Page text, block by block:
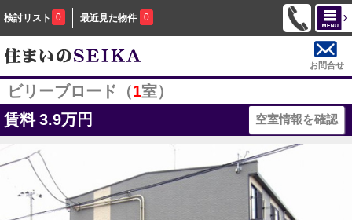
検討リスト 0 最近見た物件 0
お問合せ
ビリーブロード（1室）
賃料 3.9万円 空室情報を確認